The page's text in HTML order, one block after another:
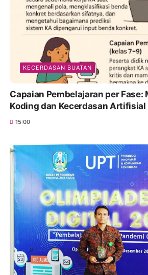
KECERDASAN BUATAN
Capaian Pembelajaran per Fase:
Koding dan Kecerdasan Artifisial
15:00